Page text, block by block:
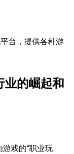
台，提供各种游
的崛起和
戏的“职业玩